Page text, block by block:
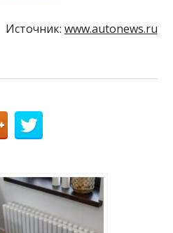
Источник: www.autonews.ru